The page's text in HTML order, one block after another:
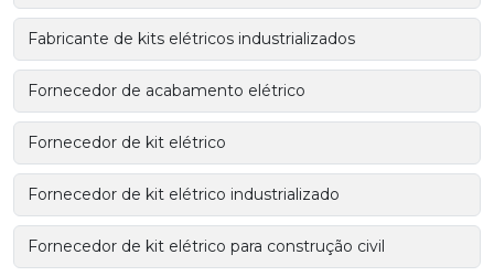
Fabricante de kits elétricos industrializados
Fornecedor de acabamento elétrico
Fornecedor de kit elétrico
Fornecedor de kit elétrico industrializado
Fornecedor de kit elétrico para construção civil